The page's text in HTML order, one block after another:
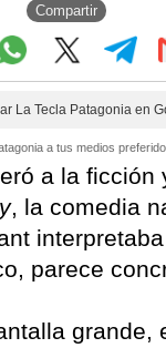
Compartir
La Tecla Patagonia en
a tus medios
a la ficción
, la comedia
parece
grande,